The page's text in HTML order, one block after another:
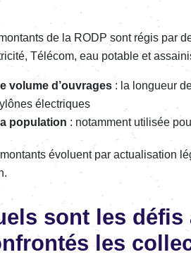
de la RODP sont régis par
Télé­com, eau potable et
volume d’ou­vrages : la longueur
élec­triques
popu­la­tion : notam­ment utili­sée
évoluent par actua­li­sa­tion
sont les
les